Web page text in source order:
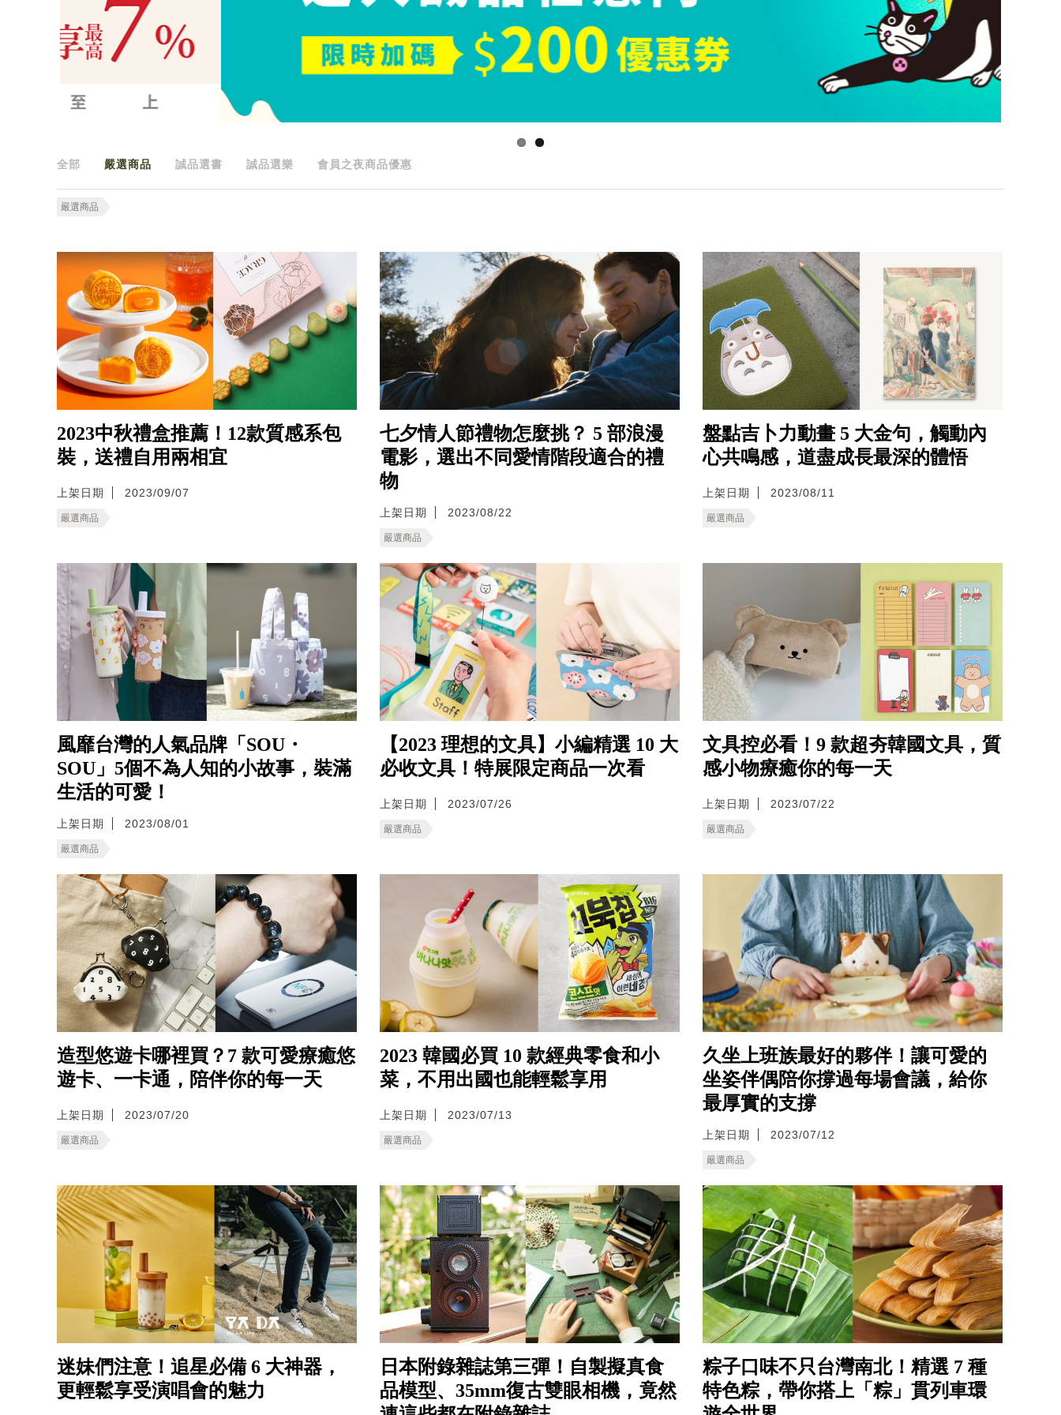
全部 嚴選商品 誠品選書 誠品選樂 會員之夜商品優惠
嚴選商品
2023中秋禮盒推薦！12款質感系包
裝，送禮自用兩相宜
上架日期 2023/09/07
嚴選商品
七夕情人節禮物怎麼挑？ 5 部浪漫
電影，選出不同愛情階段適合的禮
物
上架日期 2023/08/22
嚴選商品
盤點吉卜力動畫 5 大金句，觸動內
心共鳴感，道盡成長最深的體悟
上架日期 2023/08/11
嚴選商品
風靡台灣的人氣品牌「SOU・
SOU」5個不為人知的小故事，裝滿
生活的可愛！
上架日期 2023/08/01
嚴選商品
【2023 理想的文具】小編精選 10 大
必收文具！特展限定商品一次看
上架日期 2023/07/26
嚴選商品
文具控必看！9 款超夯韓國文具，質
感小物療癒你的每一天
上架日期 2023/07/22
嚴選商品
造型悠遊卡哪裡買？7 款可愛療癒悠
遊卡、一卡通，陪伴你的每一天
上架日期 2023/07/20
嚴選商品
2023 韓國必買 10 款經典零食和小
菜，不用出國也能輕鬆享用
上架日期 2023/07/13
嚴選商品
久坐上班族最好的夥伴！讓可愛的
坐姿伴偶陪你撐過每場會議，給你
最厚實的支撐
上架日期 2023/07/12
嚴選商品
迷妹們注意！追星必備 6 大神器，
更輕鬆享受演唱會的魅力
日本附錄雜誌第三彈！自製擬真食
品模型、35mm復古雙眼相機，竟然
粽子口味不只台灣南北！精選 7 種
特色粽，帶你搭上「粽」貫列車環